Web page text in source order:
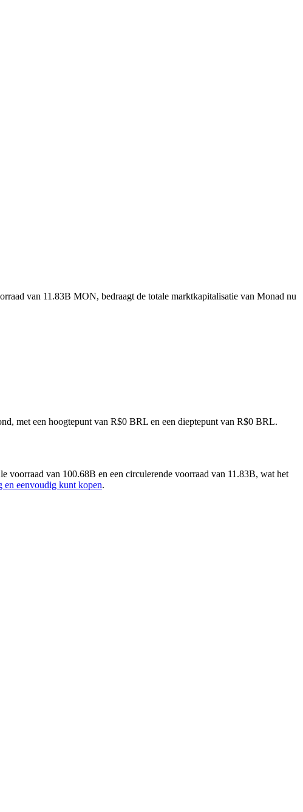
van 11.83B MON, bedraagt de totale marktkapitalisatie van Monad nu
met een hoogtepunt van R$0 BRL en een dieptepunt van R$0 BRL.
van 100.68B en een circulerende voorraad van 11.83B, wat het
eenvoudig kunt kopen.